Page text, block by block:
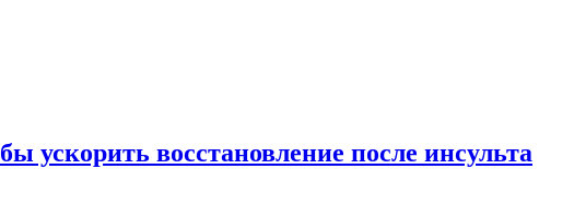
ускорить восстановление после инсульта